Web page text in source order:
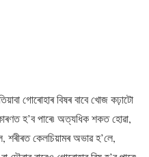
গোৰোহাৰ বিষৰ বাবে খোজ কঢ়াটো
হ’ব পাৰে৷ অত্যধিক শকত হোৱা,
শৰীৰত কেলচিয়ামৰ অভাৱ হ’লে,